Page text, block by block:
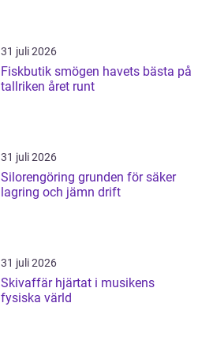
31 juli 2026
Fiskbutik smögen havets bästa på
tallriken året runt
31 juli 2026
Silorengöring grunden för säker
lagring och jämn drift
31 juli 2026
Skivaffär hjärtat i musikens
fysiska värld